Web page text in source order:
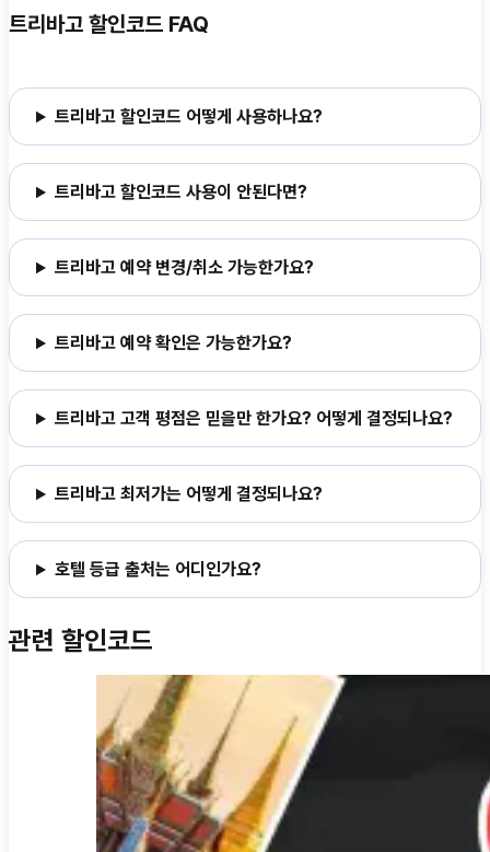
트리바고 할인코드 FAQ
트리바고 할인코드 어떻게 사용하나요?
트리바고 할인코드 사용이 안된다면?
트리바고 예약 변경/취소 가능한가요?
트리바고 예약 확인은 가능한가요?
트리바고 고객 평점은 믿을만 한가요? 어떻게 결정되나요?
트리바고 최저가는 어떻게 결정되나요?
호텔 등급 출처는 어디인가요?
관련 할인코드